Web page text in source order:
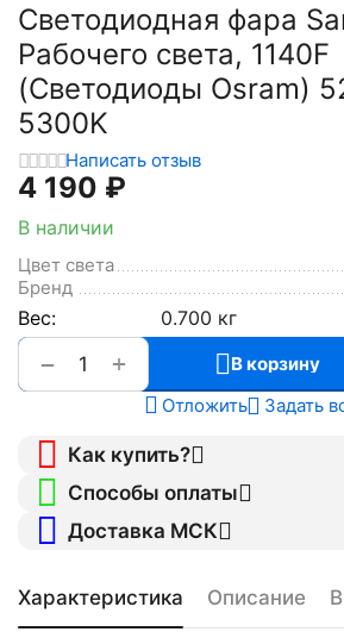
Светодиодная фара
Рабочего света, 1140F
(Светодиоды Osram)
5300K
Написать отзыв
4 190 ₽
В наличии
Цвет света
Бренд
Вес: 0.700 кг
+
−
В корзину
Отложить
Задать
Как купить?
Способы оплаты
Доставка МСК
Характеристика Описание